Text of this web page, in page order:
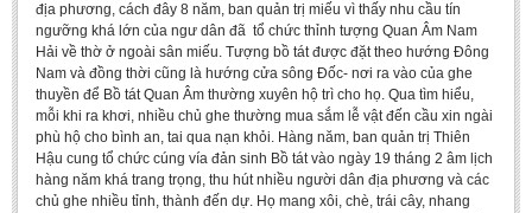
80 Years of New Poetry and the Self-Reliant Literary Group
ALUMNI
Alumni Association
Scholarship Fund
STUDENT ACTIVITIES
địa phương, cách đây 8 năm, ban quản trị miếu vì thấy nhu cầu tín
ngưỡng khá lớn của ngư dân đã tổ chức thỉnh tượng Quan Âm Nam
Hải về thờ ở ngoài sân miếu. Tượng bồ tát được đặt theo hướng Đông
Nam và đồng thời cũng là hướng cửa sông Đốc- nơi ra vào của ghe
thuyền để Bồ tát Quan Âm thường xuyên hộ trì cho họ. Qua tìm hiểu,
mỗi khi ra khơi, nhiều chủ ghe thường mua sắm lễ vật đến cầu xin ngài
phù hộ cho bình an, tai qua nạn khỏi. Hàng năm, ban quản trị Thiên
Hậu cung tổ chức cúng vía đản sinh Bồ tát vào ngày 19 tháng 2 âm lịch
hàng năm khá trang trọng, thu hút nhiều người dân địa phương và các
chủ ghe nhiều tỉnh, thành đến dự. Họ mang xôi, chè, trái cây, nhang